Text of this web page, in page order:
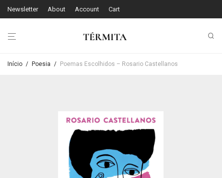
Newsletter About Account Cart
Início / Poesia / Poemas Escolhidos – Rosario Castellanos